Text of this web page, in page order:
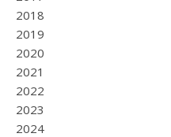
2018
2019
2020
2021
2022
2023
2024